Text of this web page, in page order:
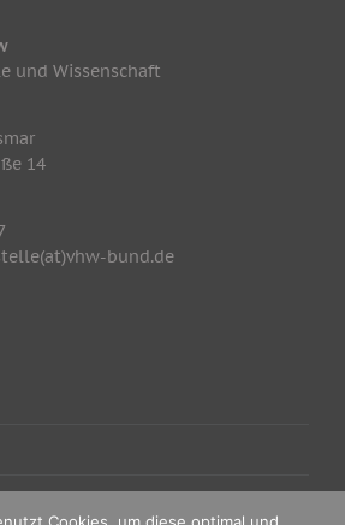
und Wissenschaft
14
bund.de